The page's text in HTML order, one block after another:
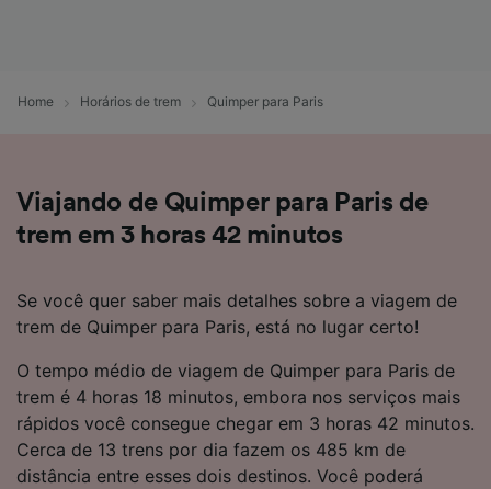
Home Horários de trem Quimper para Paris
Viajando de Quimper para Paris de
trem em 3 horas 42 minutos
Se você quer saber mais detalhes sobre a viagem de
trem de Quimper para Paris, está no lugar certo!
O tempo médio de viagem de Quimper para Paris de
trem é 4 horas 18 minutos, embora nos serviços mais
rápidos você consegue chegar em 3 horas 42 minutos.
Cerca de 13 trens por dia fazem os 485 km de
distância entre esses dois destinos. Você poderá